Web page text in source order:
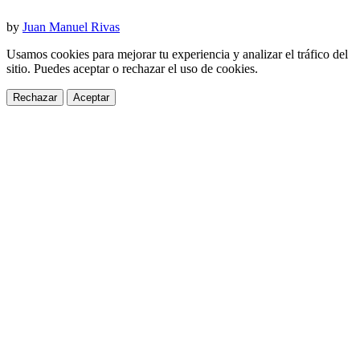
by Juan Manuel Rivas
Usamos cookies para mejorar tu experiencia y analizar el tráfico del
sitio. Puedes aceptar o rechazar el uso de cookies.
Rechazar Aceptar